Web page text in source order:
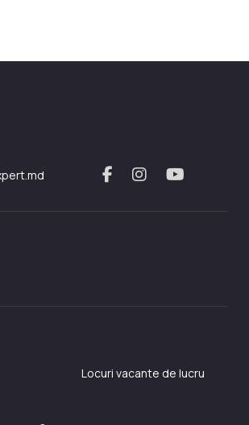
Locuri vacante de lucru